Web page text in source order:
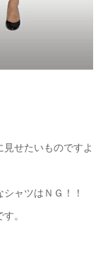
せたいものですよ
ャツはＮＧ！！
。